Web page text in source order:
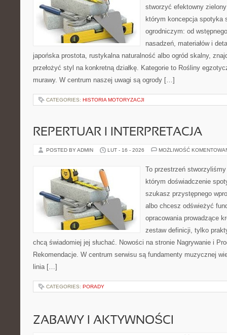
stworzyć efektowny
którym koncepcja spotyka
ogrodniczym: od
nasadzeń, materiałów i
japońska prostota, rustykalna naturalność albo ogród skalny,
przełożyć styl na konkretną działkę. Kategorie to Rośliny
murawy. W centrum naszej uwagi są ogrody […]
CATEGORIES: HISTORIA MOTORYZACJI
REPERTUAR I INTERPRETACJA
POSTED BY ADMIN LUT - 16 - 2026 MOŻLIWOŚĆ
To przestrzeń
którym doświadczenie
szukasz przystępnego
albo chcesz odświeżyć
opracowania prowadzące
zestaw definicji, tylko
chcą świadomiej jej słuchać. Nowości na stronie Nagrywanie i
Rekomendacje. W centrum serwisu są fundamenty muzycznej
linia […]
CATEGORIES: PORADY
ZABAWY I AKTYWNOŚCI